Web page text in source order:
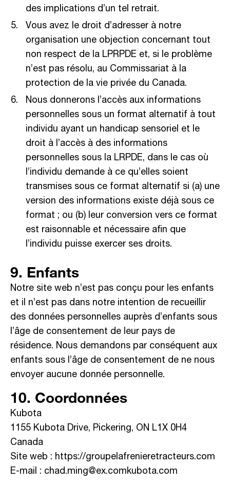
des implications d’un tel retrait.
Vous avez le droit d’adresser à notre
organisation une objection concernant tout
non respect de la LPRPDE et, si le problème
n’est pas résolu, au Commissariat à la
protection de la vie privée du Canada.
Nous donnerons l’accès aux informations
personnelles sous un format alternatif à tout
individu ayant un handicap sensoriel et le
droit à l’accès à des informations
personnelles sous la LRPDE, dans le cas où
l’individu demande à ce qu’elles soient
transmises sous ce format alternatif si (a) une
version des informations existe déjà sous ce
format ; ou (b) leur conversion vers ce format
est raisonnable et nécessaire afin que
l’individu puisse exercer ses droits.
9. Enfants
Notre site web n’est pas conçu pour les enfants
et il n’est pas dans notre intention de recueillir
des données personnelles auprès d’enfants sous
l’âge de consentement de leur pays de
résidence. Nous demandons par conséquent aux
enfants sous l’âge de consentement de ne nous
envoyer aucune donnée personnelle.
10. Coordonnées
Kubota
1155 Kubota Drive, Pickering, ON L1X 0H4
Canada
Site web : https://groupelafrenieretracteurs.com
E-mail : chad.ming@ex.comkubota.com